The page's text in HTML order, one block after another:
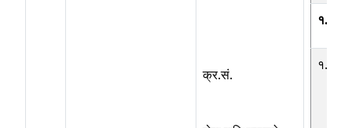
क्र.सं.
१.
१.१